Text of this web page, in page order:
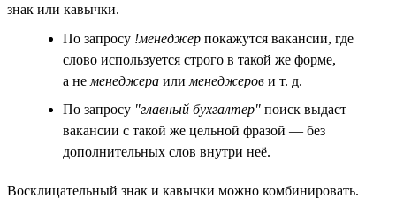
знак или кавычки.
По запросу !менеджер покажутся вакансии, где
слово используется строго в такой же форме,
а не менеджера или менеджеров и т. д.
По запросу "главный бухгалтер" поиск выдаст
вакансии с такой же цельной фразой — без
дополнительных слов внутри неё.
Восклицательный знак и кавычки можно комбинировать.